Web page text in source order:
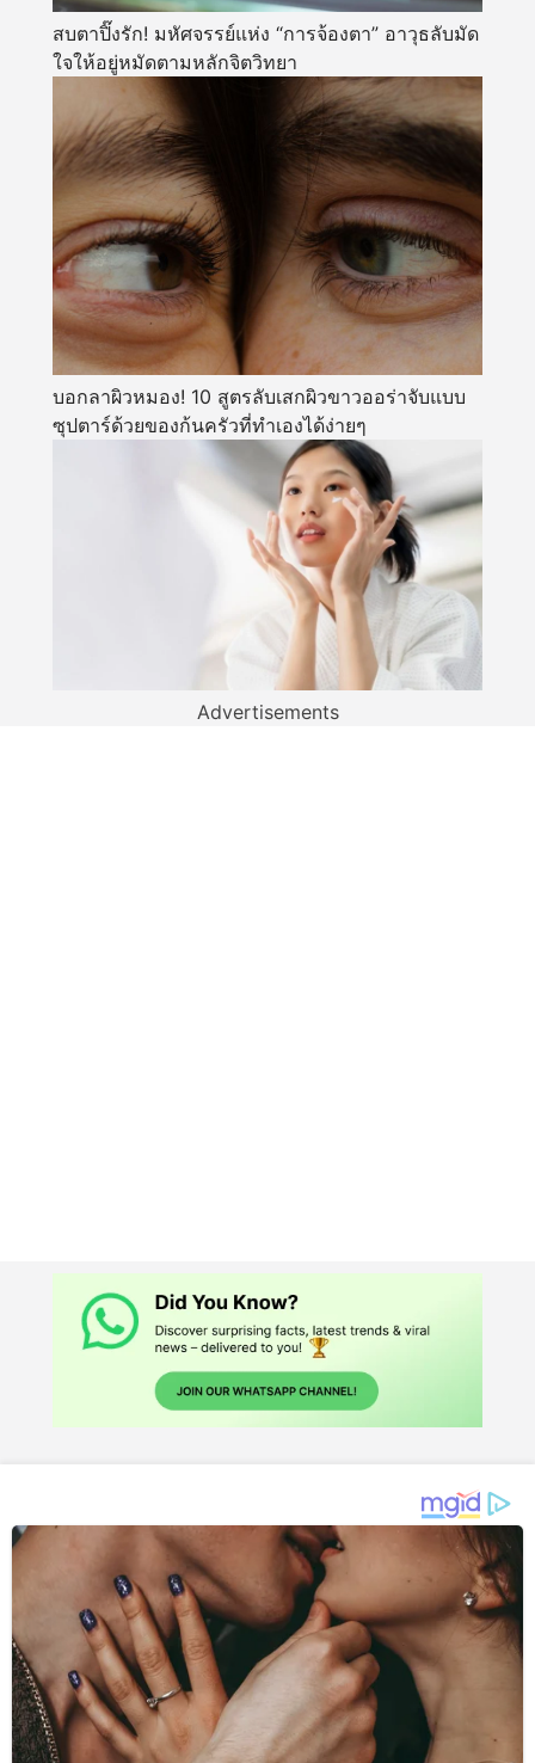
สบตาปิ๊งรัก! มหัศจรรย์แห่ง “การจ้องตา” อาวุธลับมัด
ใจให้อยู่หมัดตามหลักจิตวิทยา
บอกลาผิวหมอง! 10 สูตรลับเสกผิวขาวออร่าจับแบบ
ซุปตาร์ด้วยของก้นครัวที่ทำเองได้ง่ายๆ
Advertisements